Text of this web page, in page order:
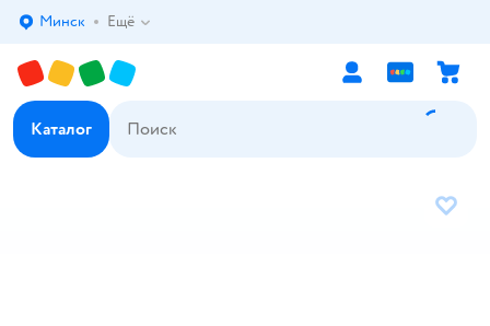
Выбор адреса доставки.
Минск Ещё
Каталог
В